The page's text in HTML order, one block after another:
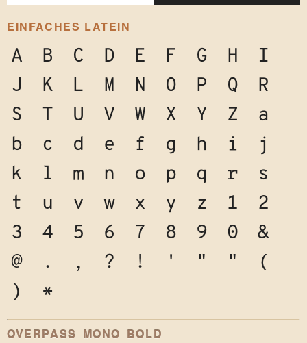
EINFACHES LATEIN
A B C D E F G H
I
J
K L M N O P Q
R
S
T U V W X Y Z
a
b
c d e f g h i
j
k
l m n o p q r
s
t
u v w x y z 1
2
3
4 5 6 7 8 9 0
&
@
. , ? ! ' " "
(
)
*
OVERPASS MONO BOLD